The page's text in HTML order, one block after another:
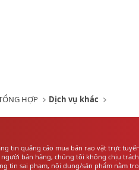
HỢP Dịch vụ khác
tin quảng cáo mua bán rao vặttrực
người bán hàng, chúng tôi không chịu
tin sai phạm, nội dung/sản phẩm nằm